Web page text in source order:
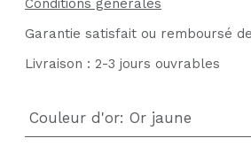
Conditions générales
Garantie satisfait ou remboursé
Livraison : 2-3 jours ouvrables
Couleur d'or: Or jaune